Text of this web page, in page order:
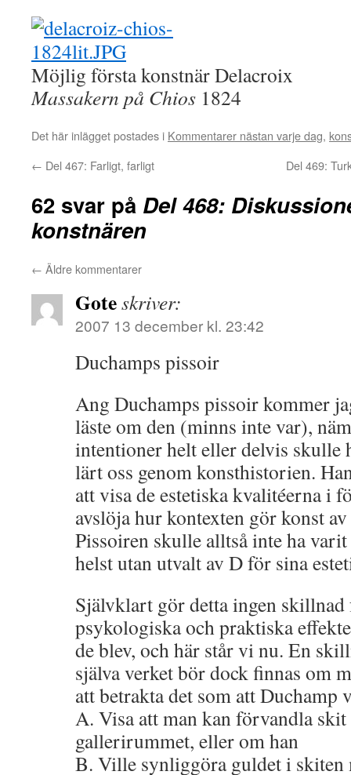
Möjlig första konstnär Delacroix
Massakern på Chios 1824
Det här inlägget postades i Kommentarer nästan varje dag,
← Del 467: Farligt, farligt Del 469:
62 svar på Del 468:
konstnären
← Äldre kommentarer
Goteskriver:
2007 13 december kl. 23:42
Duchamps pissoir
Ang Duchamps pissoir kommer
läste om den (minns inte var),
intentioner helt eller delvis skulle
lärt oss genom konsthistorien.
att visa de estetiska kvalitéerna i
avslöja hur kontexten gör konst
Pissoiren skulle alltså inte ha
helst utan utvalt av D för sina
Självklart gör detta ingen skillnad
psykologiska och praktiska
de blev, och här står vi nu. En
själva verket bör dock finnas om
att betrakta det som att Duchamp
A. Visa att man kan förvandla
gallerirummet, eller om han
B. Ville synliggöra guldet i skiten